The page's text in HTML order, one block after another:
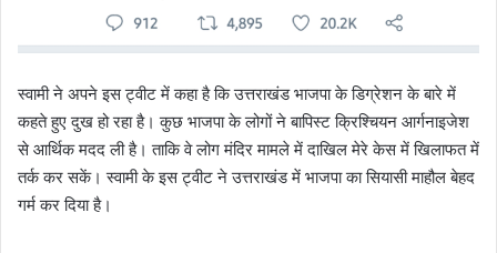
स्वामी ने अपने इस ट्वीट में कहा है कि उत्तराखंड भाजपा के डिग्रेशन के बारे में
कहते हुए दुख हो रहा है। कुछ भाजपा के लोगों ने बापिस्ट क्रिश्चियन आर्गनाइजेश
से आर्थिक मदद ली है। ताकि वे लोग मंदिर मामले में दाखिल मेरे केस में खिलाफत में
तर्क कर सकें। स्वामी के इस ट्वीट ने उत्तराखंड में भाजपा का सियासी माहौल बेहद
गर्म कर दिया है।